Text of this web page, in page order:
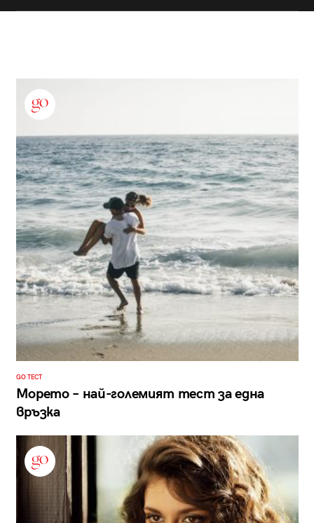
GO ТЕСТ
Морето – най-големият тест за една
връзка